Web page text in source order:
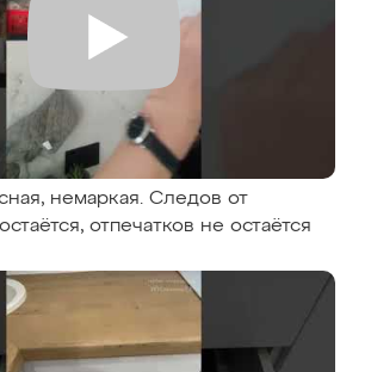
немаркая. Следов от
отпечатков не остаётся